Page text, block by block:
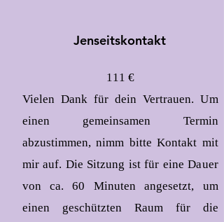
Jenseitskontakt
111 €
Vielen Dank für dein Vertrauen. Um
einen gemeinsamen Termin
abzustimmen, nimm bitte Kontakt mit
mir auf. Die Sitzung ist für eine Dauer
von ca. 60 Minuten angesetzt, um
einen geschützten Raum für die